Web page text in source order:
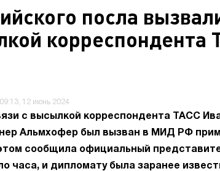
посла
корреспондента
09:13, 12 июнь 2024
с высылкой корреспондента ТАСС
Альмхофер был вызван в МИД РФ
сообщила официальный
часа, и дипломату была заранее